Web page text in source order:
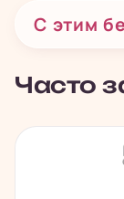
С этим
Часто